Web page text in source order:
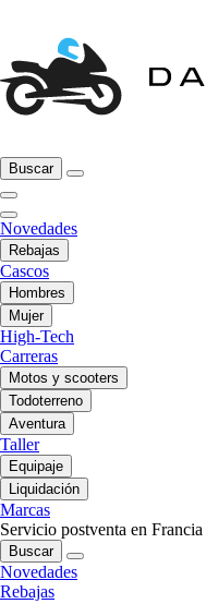
Buscar
Novedades
Rebajas
Cascos
Hombres
Mujer
High-Tech
Carreras
Motos y scooters
Todoterreno
Aventura
Taller
Equipaje
Liquidación
Marcas
Servicio postventa en Francia
Buscar
Novedades
Rebajas